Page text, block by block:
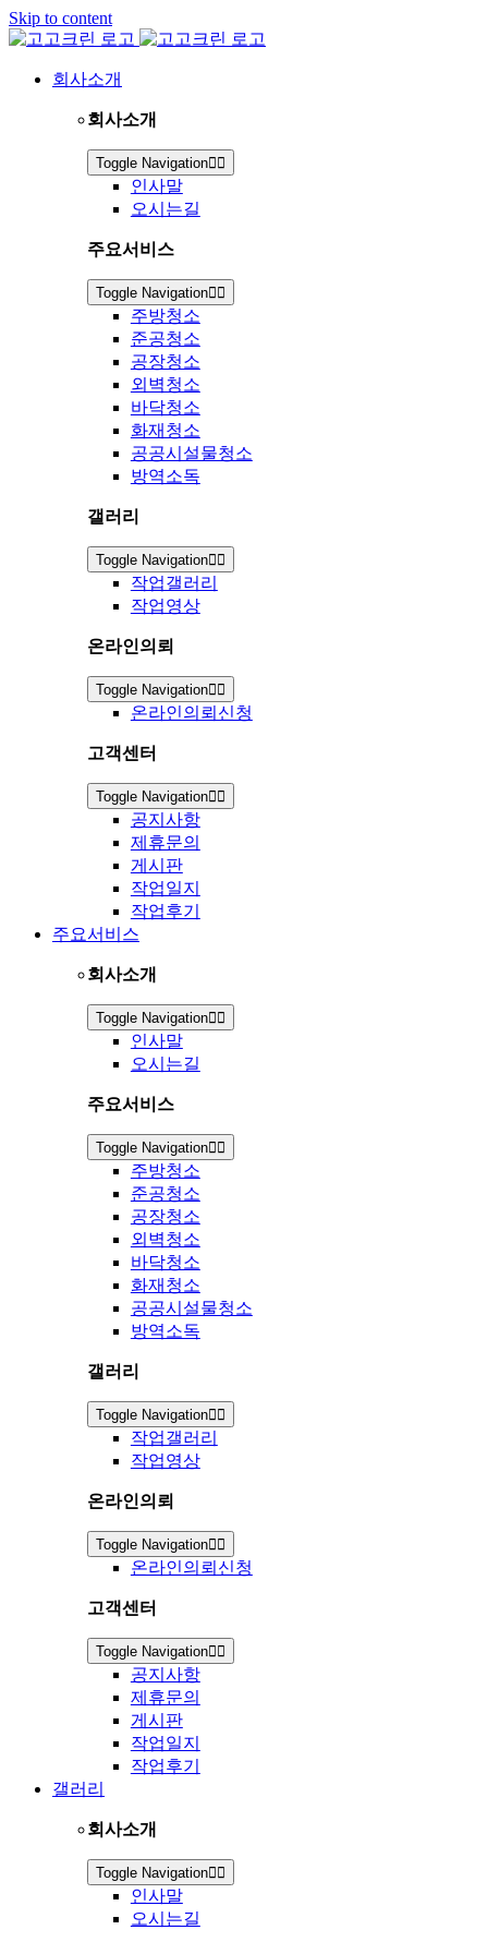
Skip to content
회사소개
회사소개
Toggle Navigation
인사말
오시는길
주요서비스
Toggle Navigation
주방청소
준공청소
공장청소
외벽청소
바닥청소
화재청소
공공시설물청소
방역소독
갤러리
Toggle Navigation
작업갤러리
작업영상
온라인의뢰
Toggle Navigation
온라인의뢰신청
고객센터
Toggle Navigation
공지사항
제휴문의
게시판
작업일지
작업후기
주요서비스
회사소개
Toggle Navigation
인사말
오시는길
주요서비스
Toggle Navigation
주방청소
준공청소
공장청소
외벽청소
바닥청소
화재청소
공공시설물청소
방역소독
갤러리
Toggle Navigation
작업갤러리
작업영상
온라인의뢰
Toggle Navigation
온라인의뢰신청
고객센터
Toggle Navigation
공지사항
제휴문의
게시판
작업일지
작업후기
갤러리
회사소개
Toggle Navigation
인사말
오시는길